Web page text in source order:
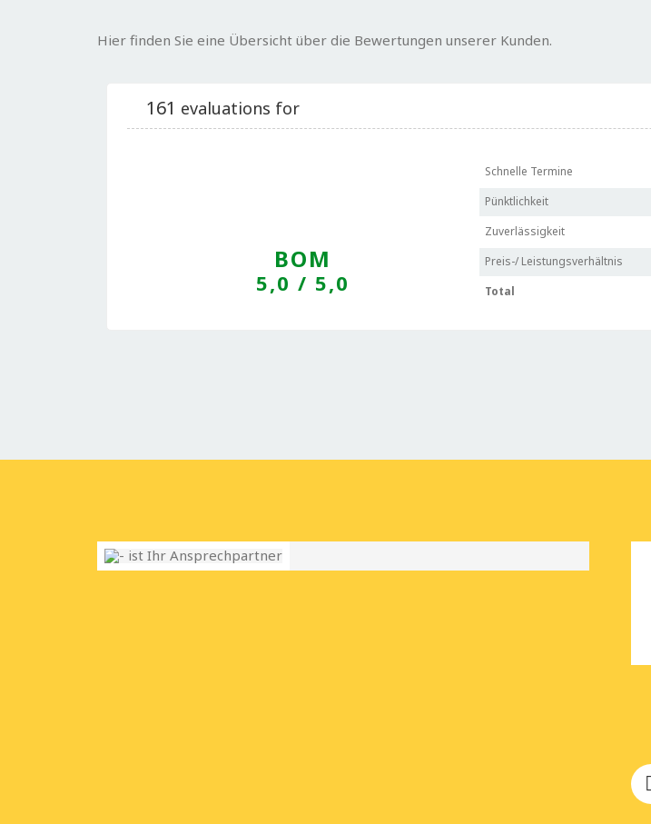
Hier finden Sie eine Übersicht über die Bewertungen unserer Kunden.
161 evaluations for
BOM
5,0 / 5,0
Schnelle Termine
Pünktlichkeit
Zuverlässigkeit
Preis-/ Leistungsverhältnis
Total